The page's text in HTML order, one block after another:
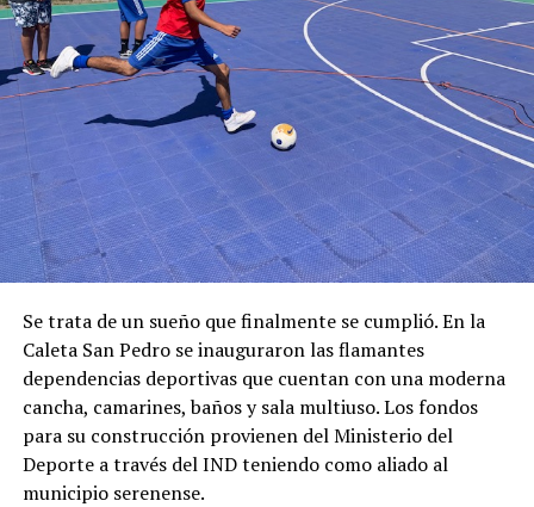
Se trata de un sueño que finalmente se cumplió. En la
Caleta San Pedro se inauguraron las flamantes
dependencias deportivas que cuentan con una moderna
cancha, camarines, baños y sala multiuso. Los fondos
para su construcción provienen del Ministerio del
Deporte a través del IND teniendo como aliado al
municipio serenense.